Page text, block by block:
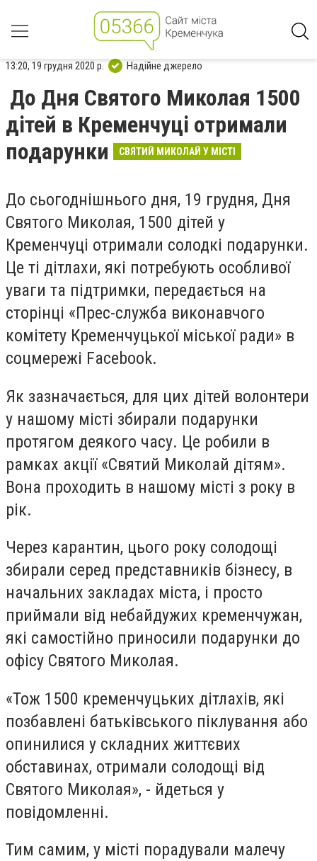
13:20, 19 грудня 2020 р. Надійне джерело
До Дня Святого Миколая 1500
дітей в Кременчуці отримали
подарунки
СВЯТИЙ МИКОЛАЙ У МІСТІ
До сьогоднішнього дня, 19 грудня, Дня
Святого Миколая, 1500 дітей у
Кременчуці отримали солодкі подарунки.
Це ті дітлахи, які потребують особливої
уваги та підтримки, передається на
сторінці «Прес-служба виконавчого
комітету Кременчуцької міської ради» в
соцмережі Facebook.
Як зазначається, для цих дітей волонтери
у нашому місті збирали подарунки
протягом деякого часу. Це робили в
рамках акції «Святий Миколай дітям».
Вона проходить в нашому місті з року в
рік.
Через карантин, цього року солодощі
збирали серед представників бізнесу, в
начальних закладах міста, і просто
приймали від небайдужих кременчужан,
які самостійно приносили подарунки до
офісу Святого Миколая.
«Тож 1500 кременчуцьких дітлахів, які
позбавлені батьківського піклування або
опинилися у складних життєвих
обставинах, отримали солодощі від
Святого Миколая», - йдеться у
повідомленні.
Тим самим, у місті порадували малечу